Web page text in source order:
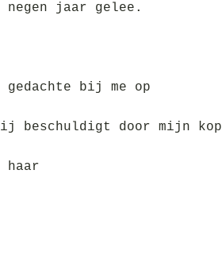
jaar gelee.
gedachte bij me op
beschuldigt door mijn kop
haar